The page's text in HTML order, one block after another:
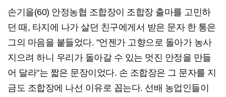
손기을(60) 안정농협 조합장이 조합장 출마를 고민하
던 때, 타지에 나가 살던 친구에게서 받은 문자 한 통은
그의 마음을 붙들었다. "언젠가 고향으로 돌아가 농사
지으려 하니 우리가 돌아갈 수 있는 멋진 안정을 만들
어 달라"는 짧은 문장이었다. 손 조합장은 그 문자를 지
금도 조합장에 나선 이유로 꼽는다. 선배 농업인들이